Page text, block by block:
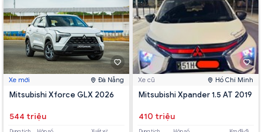
Xe mới Đà Nẵng
Mitsubishi Xforce GLX 2026
544 triệu
Xe cũ Hồ Chí Minh
Mitsubishi Xpander 1.5 AT 2019
410 triệu